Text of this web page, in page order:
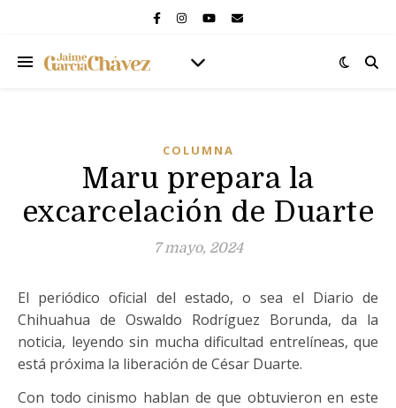
COLUMNA
Maru prepara la
excarcelación de Duarte
7 mayo, 2024
El periódico oficial del estado, o sea el Diario de
Chihuahua de Oswaldo Rodríguez Borunda, da la
noticia, leyendo sin mucha dificultad entrelíneas, que
está próxima la liberación de César Duarte.
Con todo cinismo hablan de que obtuvieron en este